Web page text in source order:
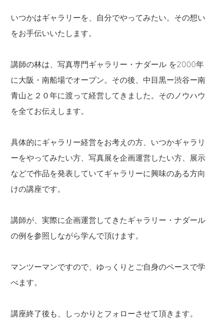
いつかはギャラリーを、自分でやってみたい。その想い
をお手伝いいたします。
講師の林は、写真専門ギャラリー・ナダール を2000年
に大阪・南船場でオープン。その後、中目黒ー渋谷ー南
青山と２０年に渡って経営してきました。そのノウハウ
を全てお伝えします。
具体的にギャラリー経営をお考えの方、いつかギャラリ
ーをやってみたい方、写真展を企画運営したい方、展示
などで作品を発表していてギャラリーに興味のある方向
けの講座です。
講師が、実際に企画運営してきたギャラリー・ナダール
の例を参照しながら学んで頂けます。
マンツーマンですので、ゆっくりとご自身のペースで学
べます。
講座終了後も、しっかりとフォローさせて頂きます。